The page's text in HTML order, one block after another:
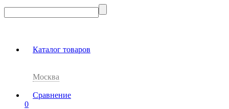
Каталог товаров
Москва
Сравнение
0